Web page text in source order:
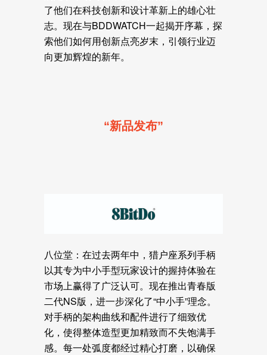
了他们在科技创新和设计革新上的雄心壮
志。现在与BDDWATCH一起揭开序幕，探
索他们如何用创新点亮岁末，引领行业迈
向更加辉煌的新年。
“新品发布”
八位堂： 在过去两年中，猎户座系列手柄
以其专为中小手型玩家设计的握持体验在
市场上赢得了广泛认可。现在推出青春版
二代NS版，进一步深化了“中小手”理念。
对手柄的架构曲线和配件进行了细致优
化，使得整体造型更加精致而不失饱满手
感。每一处弧度都经过精心打磨，以确保